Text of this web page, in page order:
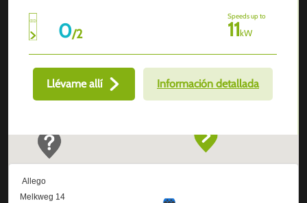
0/2
Speeds up to
11kW
Llévame allí Información detallada